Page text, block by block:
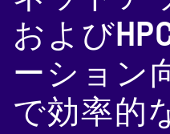
および
ーション
で効率的